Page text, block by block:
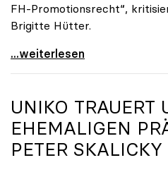
FH-Promotionsrecht“,
Brigitte Hütter.
„Deplatzierte Kampagne“:
...weiterlesen
UNIKO TRAUERT
EHEMALIGEN
PETER SKALICKY